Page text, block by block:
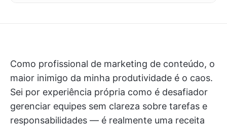
Como profissional de marketing de conteúdo, o
maior inimigo da minha produtividade é o caos.
Sei por experiência própria como é desafiador
gerenciar equipes sem clareza sobre tarefas e
responsabilidades — é realmente uma receita